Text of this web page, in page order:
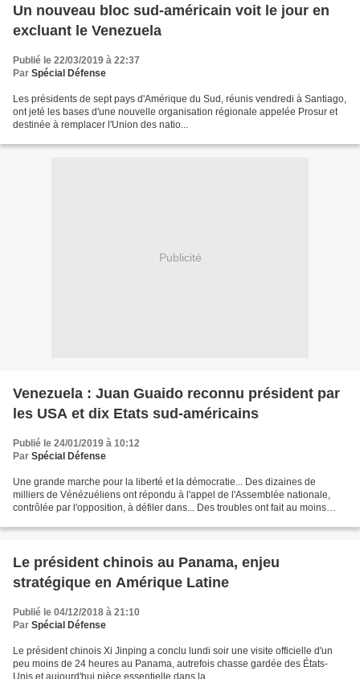
Un nouveau bloc sud-américain voit le jour en
excluant le Venezuela
Publié le 22/03/2019 à 22:37
Par Spécial Défense
Les présidents de sept pays d'Amérique du Sud, réunis vendredi à Santiago,
ont jeté les bases d'une nouvelle organisation régionale appelée Prosur et
destinée à remplacer l'Union des natio...
Publicité
Venezuela : Juan Guaido reconnu président par
les USA et dix Etats sud-américains
Publié le 24/01/2019 à 10:12
Par Spécial Défense
Une grande marche pour la liberté et la démocratie... Des dizaines de
milliers de Vénézuéliens ont répondu à l'appel de l'Assemblée nationale,
contrôlée par l'opposition, à défiler dans... Des troubles ont fait au moins
Le président chinois au Panama, enjeu
stratégique en Amérique Latine
Publié le 04/12/2018 à 21:10
Par Spécial Défense
Le président chinois Xi Jinping a conclu lundi soir une visite officielle d'un
peu moins de 24 heures au Panama, autrefois chasse gardée des États-
Unis et aujourd'hui pièce essentielle dans la ...